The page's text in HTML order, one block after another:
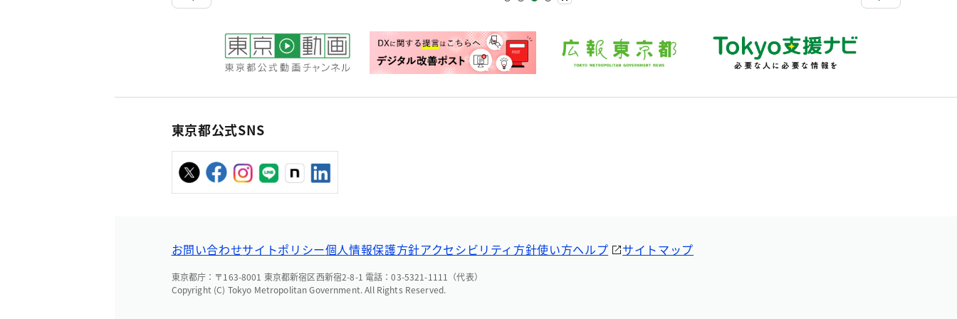
東京都公式SNS
お問い合わせサイトポリシー個人情報保護方針アクセシビリティ方針使い方ヘルプ サイトマップ
東京都庁：〒163-8001 東京都新宿区西新宿2-8-1 電話：03-5321-1111（代表）
Copyright (C) Tokyo Metropolitan Government. All Rights Reserved.